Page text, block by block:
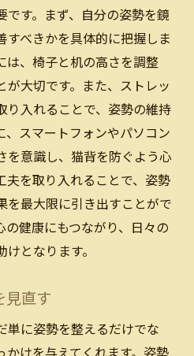
健康的な生活を実現
な生活を支える仕組み
活を手にする方法
相乗効果
めの姿勢改善の重要性
す健康的なライフスタイ
き生きとした毎日を
です。まず、自分の姿勢を鏡
すべきかを具体的に把握しま
は、椅子と机の高さを調整
が大切です。また、ストレッ
り入れることで、姿勢の維持
、スマートフォンやパソコン
を意識し、猫背を防ぐよう心
夫を取り入れることで、姿勢
を最大限に引き出すことがで
の健康にもつながり、日々の
となります。
見直す
単に姿勢を整えるだけでな